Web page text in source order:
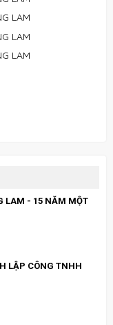
LAM - 15 NĂM MỘT
LẬP CÔNG TNHH